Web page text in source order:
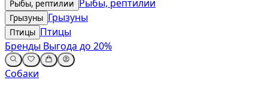
Рыбы, рептилии Рыбы, рептилии
Грызуны Грызуны
Птицы Птицы
Бренды Выгода до 20%
Собаки